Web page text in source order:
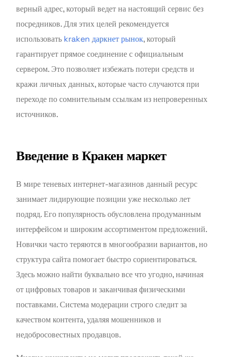
верный адрес, который ведет на настоящий сервис без
посредников. Для этих целей рекомендуется
использовать kraken даркнет рынок, который
гарантирует прямое соединение с официальным
сервером. Это позволяет избежать потери средств и
кражи личных данных, которые часто случаются при
переходе по сомнительным ссылкам из непроверенных
источников.
Введение в Кракен маркет
В мире теневых интернет-магазинов данный ресурс
занимает лидирующие позиции уже несколько лет
подряд. Его популярность обусловлена продуманным
интерфейсом и широким ассортиментом предложений.
Новички часто теряются в многообразии вариантов, но
структура сайта помогает быстро сориентироваться.
Здесь можно найти буквально все что угодно, начиная
от цифровых товаров и заканчивая физическими
поставками. Система модерации строго следит за
качеством контента, удаляя мошенников и
недобросовестных продавцов.